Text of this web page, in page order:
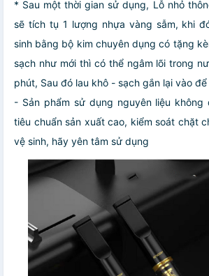
* Sau một thời gian sử dụng, Lỗ nhỏ
sẽ tích tụ 1 lượng nhựa vàng sẫm, khi
sinh bằng bộ kim chuyên dụng có tặng
sạch như mới thì có thể ngâm lõi trong
phút, Sau đó lau khô - sạch gắn lại vào
- Sản phẩm sử dụng nguyên liệu không
tiêu chuẩn sản xuất cao, kiểm soát chặt
vệ sinh, hãy yên tâm sử dụng